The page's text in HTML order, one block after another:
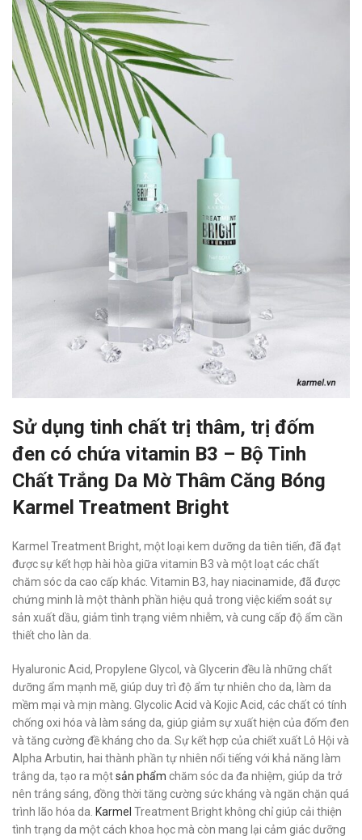
Sử dụng tinh chất trị thâm, trị đốm
đen có chứa vitamin B3 – Bộ Tinh
Chất Trắng Da Mờ Thâm Căng Bóng
Karmel Treatment Bright
Karmel Treatment Bright, một loại kem dưỡng da tiên tiến, đã đạt
được sự kết hợp hài hòa giữa vitamin B3 và một loạt các chất
chăm sóc da cao cấp khác. Vitamin B3, hay niacinamide, đã được
chứng minh là một thành phần hiệu quả trong việc kiểm soát sự
sản xuất dầu, giảm tình trạng viêm nhiễm, và cung cấp độ ẩm cần
thiết cho làn da.
Hyaluronic Acid, Propylene Glycol, và Glycerin đều là những chất
dưỡng ẩm mạnh mẽ, giúp duy trì độ ẩm tự nhiên cho da, làm da
mềm mại và mịn màng. Glycolic Acid và Kojic Acid, các chất có tính
chống oxi hóa và làm sáng da, giúp giảm sự xuất hiện của đốm đen
và tăng cường đề kháng cho da. Sự kết hợp của chiết xuất Lô Hội và
Alpha Arbutin, hai thành phần tự nhiên nổi tiếng với khả năng làm
trắng da, tạo ra mộtsản phẩm chăm sóc da đa nhiệm, giúp da trở
nên trắng sáng, đồng thời tăng cường sức kháng và ngăn chặn quá
trình lão hóa da. Karmel Treatment Bright không chỉ giúp cải thiện
tình trạng da một cách khoa học mà còn mang lại cảm giác dưỡng